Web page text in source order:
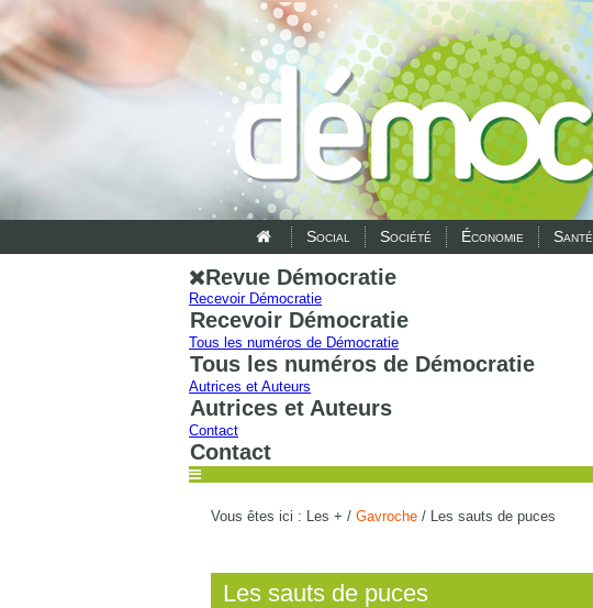
Social Société Économie Santé
Revue Démocratie
Recevoir Démocratie
Recevoir Démocratie
Tous les numéros de Démocratie
Tous les numéros de Démocratie
Autrices et Auteurs
Autrices et Auteurs
Contact
Contact
Vous êtes ici : Les + / Gavroche / Les sauts de puces
Les sauts de puces